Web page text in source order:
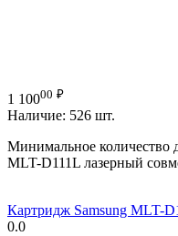
1 10000 ₽
Наличие: 526 шт.
Минимальное количество
MLT-D111L лазерный
Картридж Samsung MLT-
0.0